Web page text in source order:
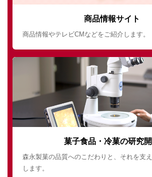
商品情報サイト
商品情報やテレビCMなどをご紹介します。
菓子食品・冷菓の研究
森永製菓の品質へのこだわりと、それを支
します。